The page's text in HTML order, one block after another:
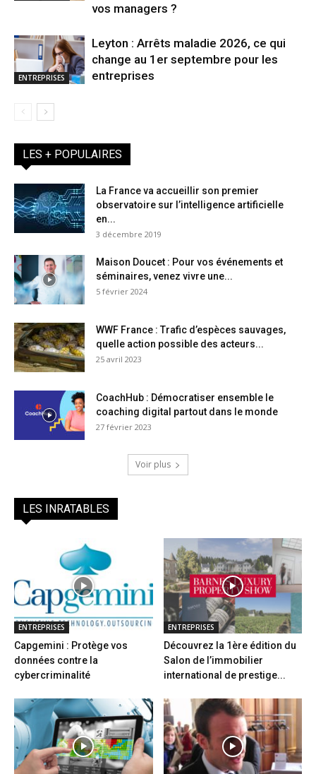
vos managers ?
ENTREPRISES
Leyton : Arrêts maladie 2026, ce qui
change au 1er septembre pour les
entreprises
LES + POPULAIRES
La France va accueillir son premier
observatoire sur l’intelligence artificielle
en...
3 décembre 2019
Maison Doucet : Pour vos événements et
séminaires, venez vivre une...
5 février 2024
WWF France : Trafic d’espèces sauvages,
quelle action possible des acteurs...
25 avril 2023
CoachHub : Démocratiser ensemble le
coaching digital partout dans le monde
27 février 2023
Voir plus
LES INRATABLES
ENTREPRISES
Capgemini : Protège vos
données contre la
cybercriminalité
ENTREPRISES
Découvrez la 1ère édition du
Salon de l’immobilier
international de prestige...